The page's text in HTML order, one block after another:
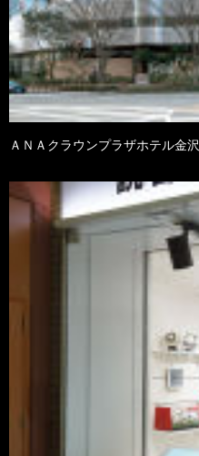
ＡＮＡクラウンプラザホテル金沢